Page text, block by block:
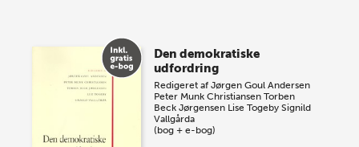
Den demokratiske
udfordring
Redigeret afJørgen Goul Andersen
Peter Munk Christiansen Torben
Beck Jørgensen Lise Togeby Signild
Vallgårda
(bog + e-bog)